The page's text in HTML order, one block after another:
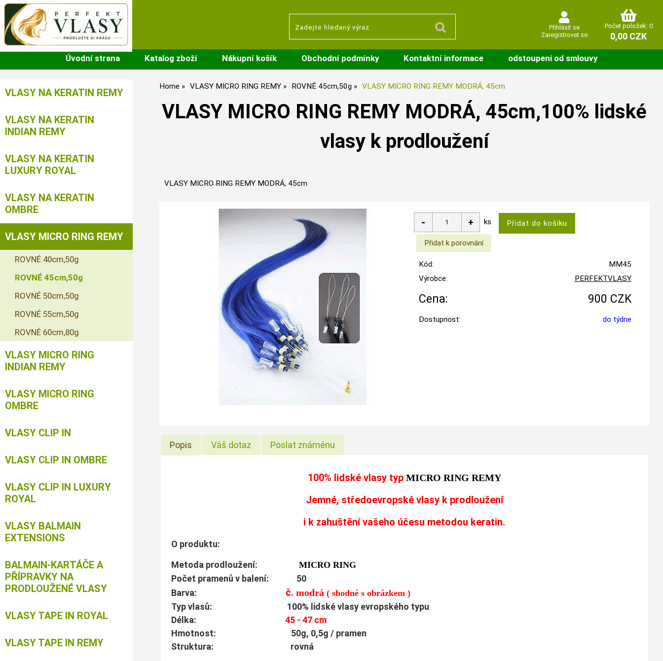
Počet položek: 0
0,00 CZK
Přihlásit se
Zaregistrovat se
Úvodní strana Katalog zboží Nákupní košík Obchodní podmínky Kontaktní informace odstoupeni od smlouvy
Home VLASY MICRO RING REMY ROVNÉ 45cm,50g VLASY MICRO RING REMY MODRÁ, 45cm
VLASY MICRO RING REMY MODRÁ, 45cm,100% lidské
vlasy k prodloužení
VLASY MICRO RING REMY MODRÁ, 45cm
ks
Kód:
MM45
Výrobce:
PERFEKTVLASY
Cena: 900 CZK
Dostupnost: do týdne
Popis Váš dotaz Poslat známénu
100% lidské vlasy typ MICRO RING REMY
Jemné, středoevropské vlasy k prodloužení
i k zahuštění vašeho účesu metodou keratin.
O produktu:
Metoda prodloužení:MICRO RING
Počet pramenů v balení: 50
Barva: č. modrá( shodné s obrázkem )
Typ vlasů: 100% lidské vlasy evropského typu
Délka:45 - 47 cm
Hmotnost: 50g, 0,5g / pramen
Struktura: rovná
VLASY NA KERATIN REMY
VLASY NA KERATIN
INDIAN REMY
VLASY NA KERATIN
LUXURY ROYAL
VLASY NA KERATIN
OMBRE
VLASY MICRO RING REMY
ROVNÉ 40cm,50g
ROVNÉ 45cm,50g
ROVNÉ 50cm,50g
ROVNÉ 55cm,50g
ROVNÉ 60cm,80g
VLASY MICRO RING
INDIAN REMY
VLASY MICRO RING
OMBRE
VLASY CLIP IN
VLASY CLIP IN OMBRE
VLASY CLIP IN LUXURY
ROYAL
VLASY BALMAIN
EXTENSIONS
BALMAIN-KARTÁČE A
PŘÍPRAVKY NA
PRODLOUŽENÉ VLASY
VLASY TAPE IN ROYAL
VLASY TAPE IN REMY